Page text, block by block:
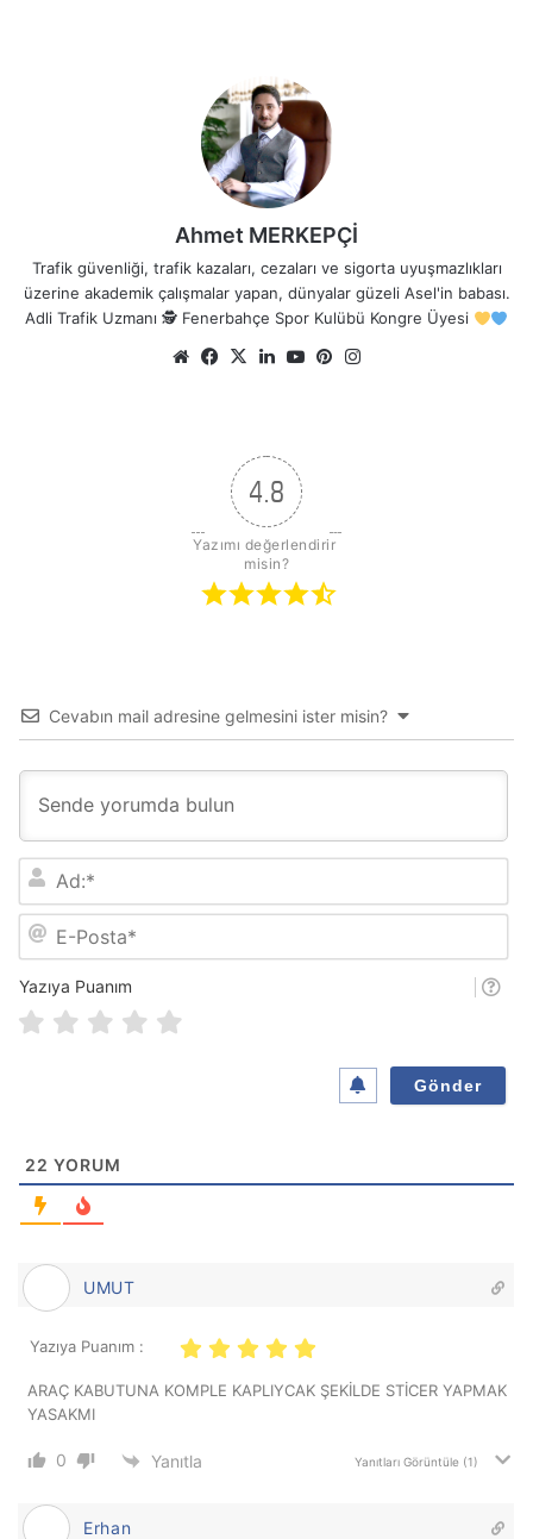
Ahmet MERKEPÇİ
Trafik güvenliği, trafik kazaları, cezaları ve sigorta uyuşmazlıkları
üzerine akademik çalışmalar yapan, dünyalar güzeli Asel'in babası.
Adli Trafik Uzmanı 🕵Fenerbahçe Spor Kulübü Kongre Üyesi
Web Facebook
X LinkedIn
YouTubePinterest
4.8
Yazımı değerlendirir
misin?
Cevabın mail adresine gelmesini ister misin?
:
P
Yazıya Puanım
22 YORUM
UMUT
Yazıya Puanım :
ARAÇ KABUTUNA KOMPLE KAPLIYCAK ŞEKİLDE STİCER YAPMAK
YASAKMI
0 Yanıtla Yanıtları Görüntüle (1)
Erhan